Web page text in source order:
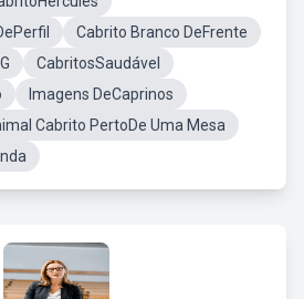
Cabrito Branco DeFrente
CabritosSaudável
Imagens DeCaprinos
Cabrito PertoDe Uma Mesa